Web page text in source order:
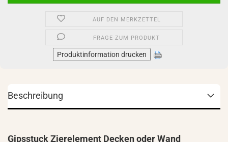
AUF DEN MERKZETTEL
FRAGE ZUM PRODUKT
Produktinformation drucken
Beschreibung
Gipsstuck Zierelement Decken oder Wand